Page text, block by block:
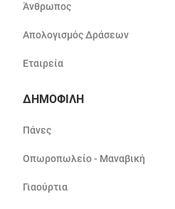
Άνθρωπος
Απολογισμός Δράσεων
Εταιρεία
ΔΗΜΟΦΙΛΗ
Πάνες
Οπωροπωλείο - Μαναβική
Γιαούρτια